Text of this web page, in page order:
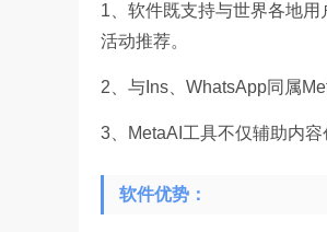
1、软件既支持与世界各地用
活动推荐。
2、与Ins、WhatsApp同属
3、MetaAI工具不仅辅助内
软件优势：